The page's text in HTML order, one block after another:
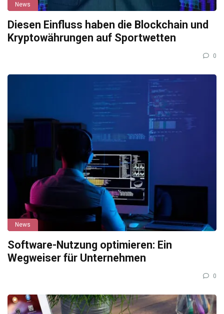
News
Diesen Einfluss haben die Blockchain und
Kryptowährungen auf Sportwetten
0
News
Software-Nutzung optimieren: Ein
Wegweiser für Unternehmen
0